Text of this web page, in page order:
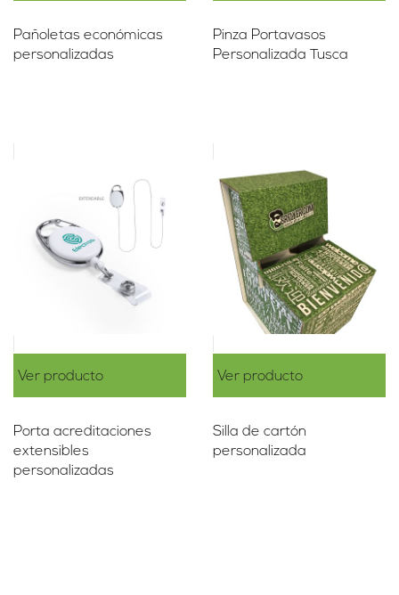
Pañoletas económicas
personalizadas
Pinza Portavasos
Personalizada Tusca
Ver producto
Porta acreditaciones
extensibles
personalizadas
Ver producto
Silla de cartón
personalizada